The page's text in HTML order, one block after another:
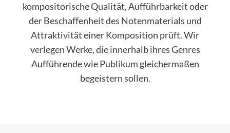
kompositorische Qualität, Aufführbarkeit oder
der Beschaffenheit des Notenmaterials und
Attraktivität einer Komposition prüft. Wir
verlegen Werke, die innerhalb ihres Genres
Aufführende wie Publikum gleichermaßen
begeistern sollen.